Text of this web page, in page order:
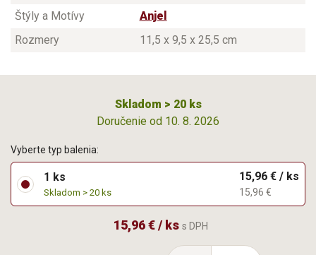
Štýly a Motívy
Anjel
Rozmery
11,5 x 9,5 x 25,5 cm
Skladom > 20 ks
Doručenie od 10. 8. 2026
Vyberte typ balenia:
1 ks
Skladom > 20 ks
15,96 € / ks
15,96 €
15,96 € / ks s DPH